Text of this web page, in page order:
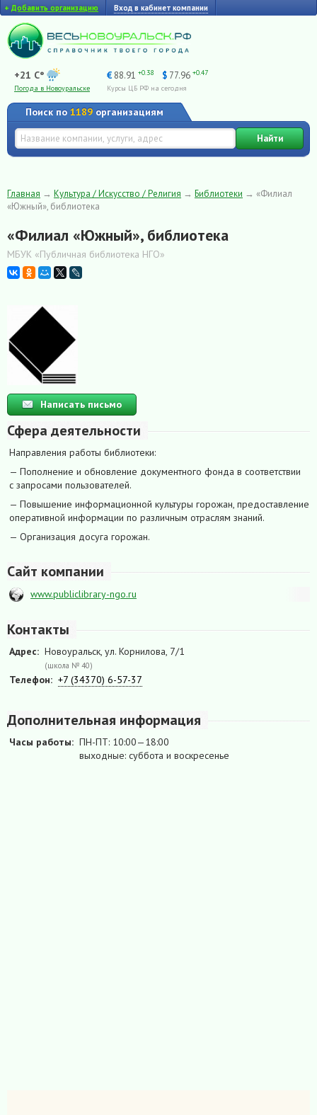
+ Добавить организацию Вход в кабинет компании
+21 C°
Погода в Новоуральске
€ 88.91 +0.38 $ 77.96 +0.47
Курсы ЦБ РФ на сегодня
Поиск по 1189 организациям
Найти
Главная → Культура / Искусство / Религия → Библиотеки → «Филиал
«Южный», библиотека
«Филиал «Южный», библиотека
МБУК «Публичная библиотека НГО»
Написать письмо
Сфера деятельности
Направления работы библиотеки:
— Пополнение и обновление документного фонда в соответствии
с запросами пользователей.
— Повышение информационной культуры горожан, предоставление
оперативной информации по различным отраслям знаний.
— Организация досуга горожан.
Сайт компании
www.publiclibrary-ngo.ru
Контакты
Адрес: Новоуральск, ул. Корнилова, 7/1
(школа № 40)
Телефон: +7 (34370) 6-57-37
Дополнительная информация
Часы работы: ПН-ПТ: 10:00—18:00
выходные: суббота и воскресенье